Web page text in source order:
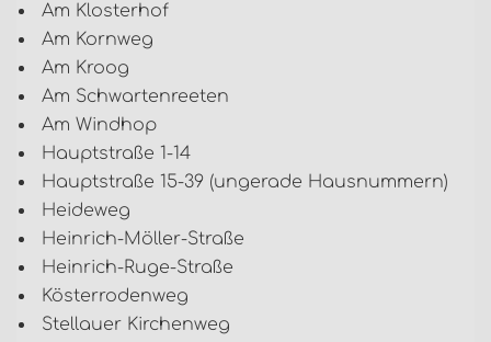
Am Klosterhof
Am Kornweg
Am Kroog
Am Schwartenreeten
Am Windhop
Hauptstraße 1-14
Hauptstraße 15-39 (ungerade Hausnummern)
Heideweg
Heinrich-Möller-Straße
Heinrich-Ruge-Straße
Kösterrodenweg
Stellauer Kirchenweg